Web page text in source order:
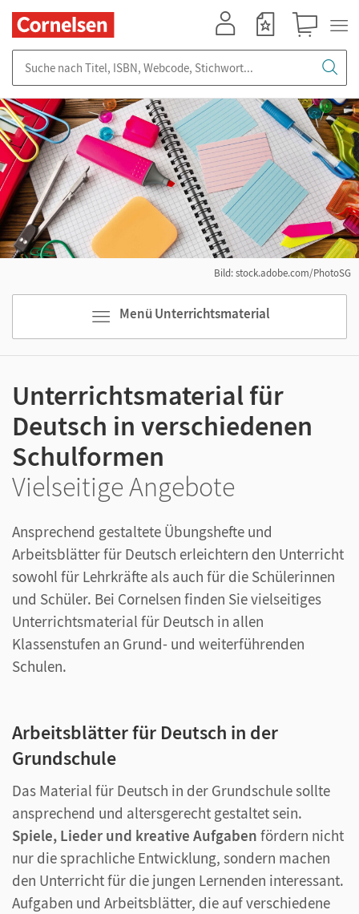
Menü Unterrichtsmaterial
Bild: stock.adobe.com/PhotoSG
Unterrichtsmaterial für
Deutsch in verschiedenen
Schulformen
Vielseitige Angebote
Ansprechend gestaltete Übungshefte und
Arbeitsblätter für Deutsch erleichtern den Unterricht
sowohl für Lehrkräfte als auch für die Schülerinnen
und Schüler. Bei Cornelsen finden Sie vielseitiges
Unterrichtsmaterial für Deutsch in allen
Klassenstufen an Grund- und weiterführenden
Schulen.
Arbeitsblätter für Deutsch in der
Grundschule
Das Material für Deutsch in der Grundschule sollte
ansprechend und altersgerecht gestaltet sein.
Spiele, Lieder und kreative Aufgaben fördern nicht
nur die sprachliche Entwicklung, sondern machen
den Unterricht für die jungen Lernenden interessant.
Aufgaben und Arbeitsblätter, die auf verschiedene